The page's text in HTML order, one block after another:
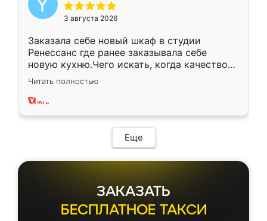
3 августа 2026
Заказала себе новый шкаф в студии
Ренессанс где ранее заказывала себе
новую кухню.Чего искать, когда качеством
вполне довольна. Служит кухня уже почти
два года, нареканий нет.
Читать полностью
Еще
ЗАКАЗАТЬ
БЕСПЛАТНОЕ ТАКСИ